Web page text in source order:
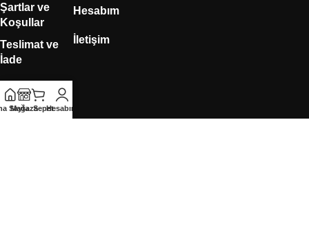
Şartlar ve
Koşullar
Teslimat ve
İade
KVKK
Hesabım
İletişim
Sayfa
MağazaSepetHesabım